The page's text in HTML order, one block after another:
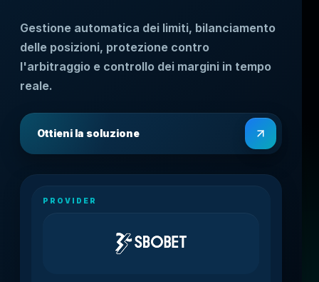
Gestione automatica dei limiti, bilanciamento
delle posizioni, protezione contro
l'arbitraggio e controllo dei margini in tempo
reale.
Ottieni la soluzione
PROVIDER